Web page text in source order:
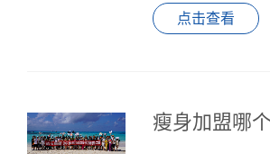
赋能才是长久盈利
丽减美瘦吧以实证
点击查看